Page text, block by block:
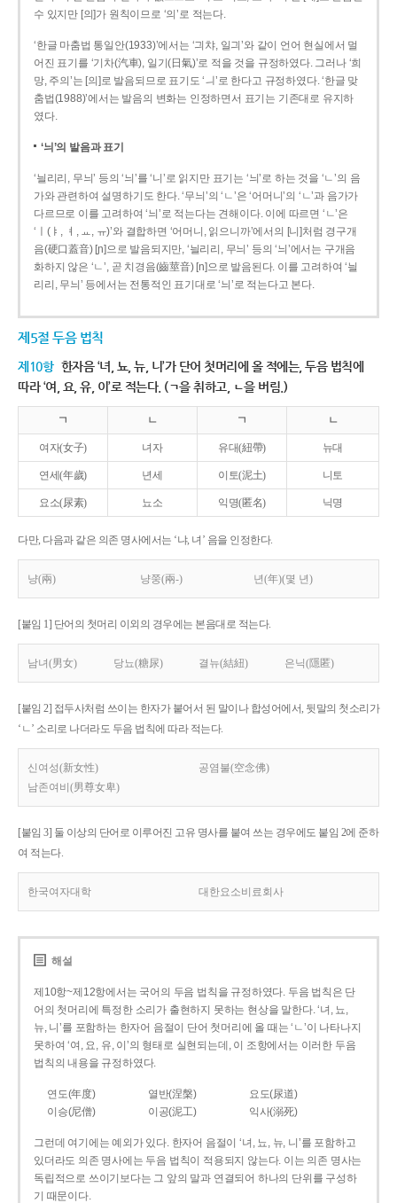
수 있지만 [의]가 원칙이므로 ‘의’로 적는다.
‘한글 마춤법 통일안(1933)’에서는 ‘긔챠, 일긔’와 같이 언어 현실에서 멀
어진 표기를 ‘기차(汽車), 일기(日氣)’로 적을 것을 규정하였다. 그러나 ‘희
망, 주의’는 [의]로 발음되므로 표기도 ‘ㅢ’로 한다고 규정하였다. ‘한글 맞
춤법(1988)’에서는 발음의 변화는 인정하면서 표기는 기존대로 유지하
였다.
‘늬’의 발음과 표기
‘늴리리, 무늬’ 등의 ‘늬’를 ‘니’로 읽지만 표기는 ‘늬’로 하는 것을 ‘ㄴ’의 음
가와 관련하여 설명하기도 한다. ‘무늬’의 ‘ㄴ’은 ‘어머니’의 ‘ㄴ’과 음가가
다르므로 이를 고려하여 ‘늬’로 적는다는 견해이다. 이에 따르면 ‘ㄴ’은
‘ㅣ(ㅑ, ㅕ, ㅛ, ㅠ)’와 결합하면 ‘어머니, 읽으니까’에서의 [니]처럼 경구개
음(硬口蓋音) [ɲ]으로 발음되지만, ‘늴리리, 무늬’ 등의 ‘늬’에서는 구개음
화하지 않은 ‘ㄴ’, 곧 치경음(齒莖音) [n]으로 발음된다. 이를 고려하여 ‘늴
리리, 무늬’ 등에서는 전통적인 표기대로 ‘늬’로 적는다고 본다.
제5절 두음 법칙
제10항 한자음 ‘녀, 뇨, 뉴, 니’가 단어 첫머리에 올 적에는, 두음 법칙에
따라 ‘여, 요, 유, 이’로 적는다. (ㄱ을 취하고, ㄴ을 버림.)
ㄱ ㄴ ㄱ ㄴ
여자(女子) 녀자 유대(紐帶) 뉴대
연세(年歲) 년세 이토(泥土) 니토
요소(尿素) 뇨소 익명(匿名) 닉명
다만, 다음과 같은 의존 명사에서는 ‘냐, 녀’ 음을 인정한다.
냥(兩) 냥쭝(兩-) 년(年)(몇 년)
[붙임 1] 단어의 첫머리 이외의 경우에는 본음대로 적는다.
남녀(男女) 당뇨(糖尿) 결뉴(結紐) 은닉(隱匿)
[붙임 2] 접두사처럼 쓰이는 한자가 붙어서 된 말이나 합성어에서, 뒷말의 첫소리가
‘ㄴ’ 소리로 나더라도 두음 법칙에 따라 적는다.
신여성(新女性)
공염불(空念佛)
남존여비(男尊女卑)
[붙임 3] 둘 이상의 단어로 이루어진 고유 명사를 붙여 쓰는 경우에도 붙임 2에 준하
여 적는다.
한국여자대학 대한요소비료회사
해설
제10항~제12항에서는 국어의 두음 법칙을 규정하였다. 두음 법칙은 단
어의 첫머리에 특정한 소리가 출현하지 못하는 현상을 말한다. ‘녀, 뇨,
뉴, 니’를 포함하는 한자어 음절이 단어 첫머리에 올 때는 ‘ㄴ’이 나타나지
못하여 ‘여, 요, 유, 이’의 형태로 실현되는데, 이 조항에서는 이러한 두음
법칙의 내용을 규정하였다.
연도(年度) 열반(涅槃)
요도(尿道)
이승(尼僧)
이공(泥工) 익사(溺死)
그런데 여기에는 예외가 있다. 한자어 음절이 ‘녀, 뇨, 뉴, 니’를 포함하고
있더라도 의존 명사에는 두음 법칙이 적용되지 않는다. 이는 의존 명사는
독립적으로 쓰이기보다는 그 앞의 말과 연결되어 하나의 단위를 구성하
기 때문이다.